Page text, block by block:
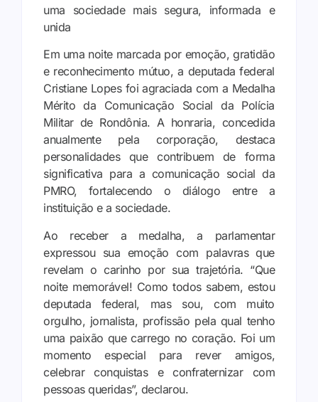
uma sociedade mais segura, informada e
unida
Em uma noite marcada por emoção, gratidão
e reconhecimento mútuo, a deputada federal
Cristiane Lopes foi agraciada com a Medalha
Mérito da Comunicação Social da Polícia
Militar de Rondônia. A honraria, concedida
anualmente pela corporação, destaca
personalidades que contribuem de forma
significativa para a comunicação social da
PMRO, fortalecendo o diálogo entre a
instituição e a sociedade.
Ao receber a medalha, a parlamentar
expressou sua emoção com palavras que
revelam o carinho por sua trajetória. “Que
noite memorável! Como todos sabem, estou
deputada federal, mas sou, com muito
orgulho, jornalista, profissão pela qual tenho
uma paixão que carrego no coração. Foi um
momento especial para rever amigos,
celebrar conquistas e confraternizar com
pessoas queridas”, declarou.